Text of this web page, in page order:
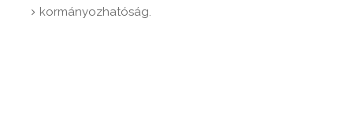
kormányozhatóság.